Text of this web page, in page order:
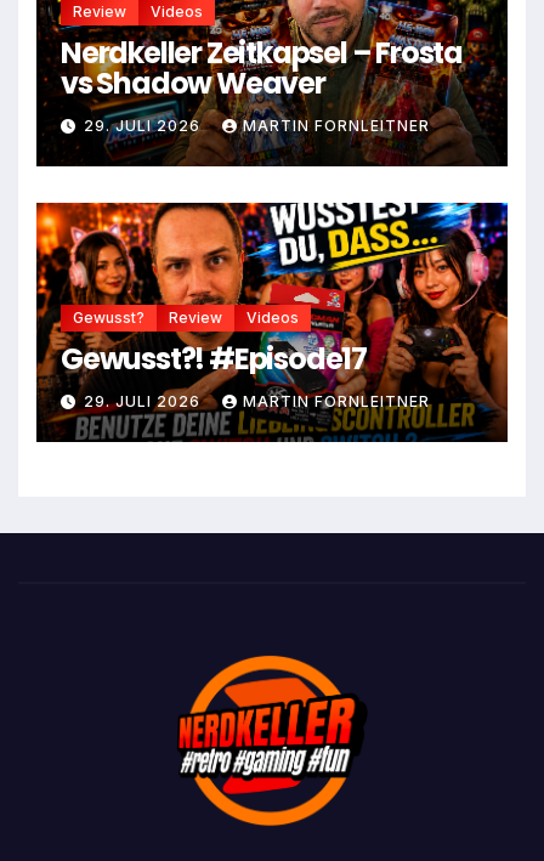
Review Videos
Nerdkeller Zeitkapsel – Frosta
vs Shadow Weaver
29. JULI 2026 MARTIN FORNLEITNER
Gewusst? Review Videos
Gewusst?! #Episode17
29. JULI 2026 MARTIN FORNLEITNER